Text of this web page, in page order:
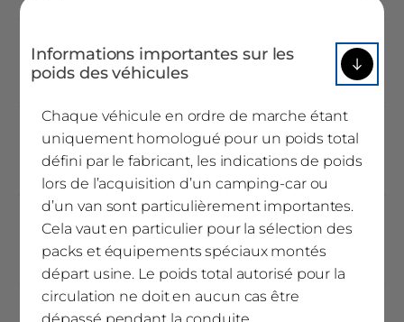
Hauteur sous plafond (mm)
1975
Hauteur double plancher (mm)
370
Empattement (mm)
3800
Épaisseurs parois (mm)
Informations importantes sur les
poids des véhicules
Chaque véhicule en ordre de marche étant
uniquement homologué pour un poids total
défini par le fabricant, les indications de poids
lors de l’acquisition d’un camping-car ou
d’un van sont particulièrement importantes.
Cela vaut en particulier pour la sélection des
packs et équipements spéciaux montés
départ usine. Le poids total autorisé pour la
circulation ne doit en aucun cas être